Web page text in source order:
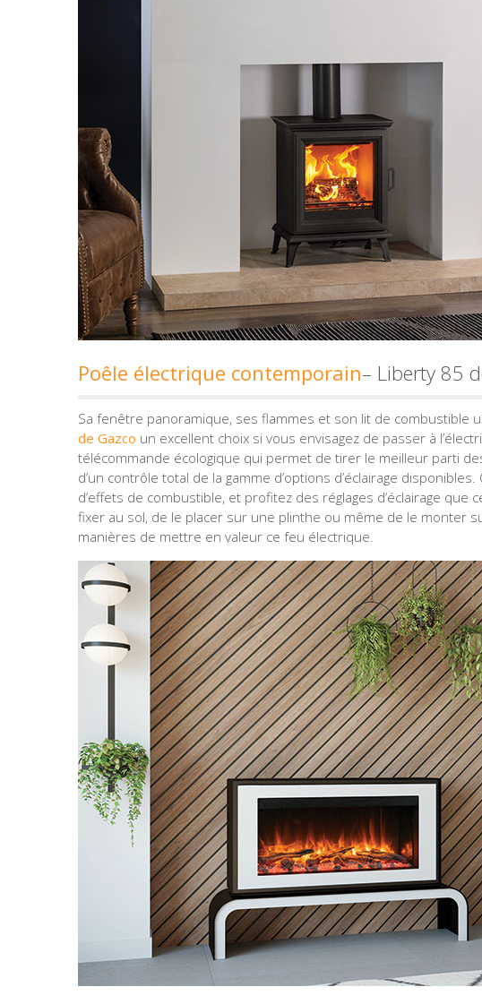
Poêle électrique contemporain– Liberty 85
Sa fenêtre panoramique, ses flammes et son lit de combustible
de Gazco un excellent choix si vous envisagez de passer à
télécommande écologique qui permet de tirer le meilleur parti
d’un contrôle total de la gamme d’options d’éclairage
d’effets de combustible, et profitez des réglages d’éclairage
fixer au sol, de le placer sur une plinthe ou même de le monter
manières de mettre en valeur ce feu électrique.